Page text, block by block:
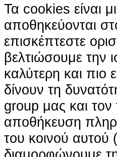
Τα cookies είναι
αποθηκεύονται
επισκέπτεστε
βελτιώσουμε την
καλύτερη και πιο
δίνουν τη
group μας και
αποθήκευση
του κοινού αυτού